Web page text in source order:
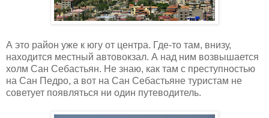
А это район уже к югу от центра. Где-то там, внизу,
находится местный автовокзал. А над ним возвышается
холм Сан Себастьян. Не знаю, как там с преступностью
на Сан Педро, а вот на Сан Себастьяне туристам не
советует появляться ни один путеводитель.